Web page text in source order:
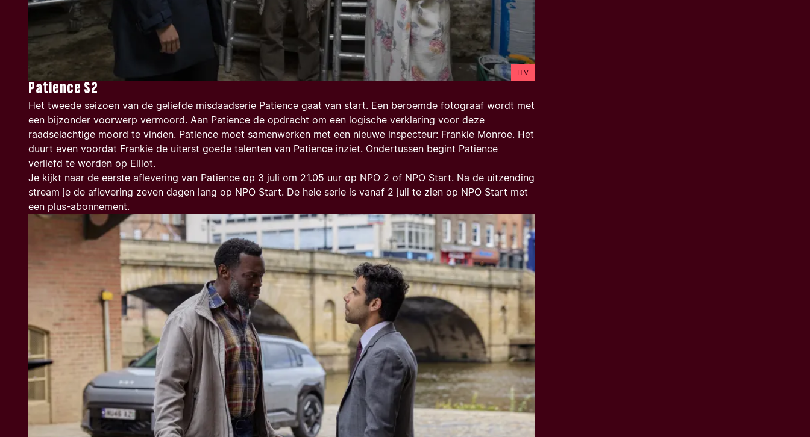
ITV
Patience S2
Het tweede seizoen van de geliefde misdaadserie Patience gaat van start. Een beroemde fotograaf wordt met
een bijzonder voorwerp vermoord. Aan Patience de opdracht om een logische verklaring voor deze
raadselachtige moord te vinden. Patience moet samenwerken met een nieuwe inspecteur: Frankie Monroe. Het
duurt even voordat Frankie de uiterst goede talenten van Patience inziet. Ondertussen begint Patience
verliefd te worden op Elliot.
Je kijkt naar de eerste aflevering van Patience op 3 juli om 21.05 uur op NPO 2 of NPO Start. Na de uitzending
stream je de aflevering zeven dagen lang op NPO Start. De hele serie is vanaf 2 juli te zien op NPO Start met
een plus-abonnement.